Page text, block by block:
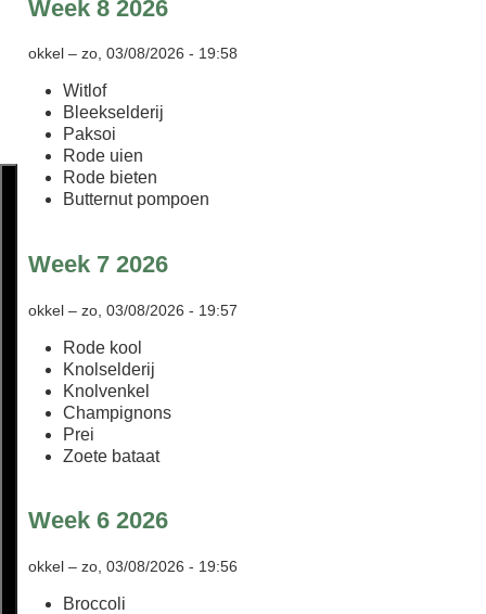
Week 8 2026
okkel – zo, 03/08/2026 - 19:58
Witlof
Bleekselderij
Paksoi
Rode uien
Rode bieten
Butternut pompoen
Week 7 2026
okkel – zo, 03/08/2026 - 19:57
Rode kool
Knolselderij
Knolvenkel
Champignons
Prei
Zoete bataat
Week 6 2026
okkel – zo, 03/08/2026 - 19:56
Broccoli